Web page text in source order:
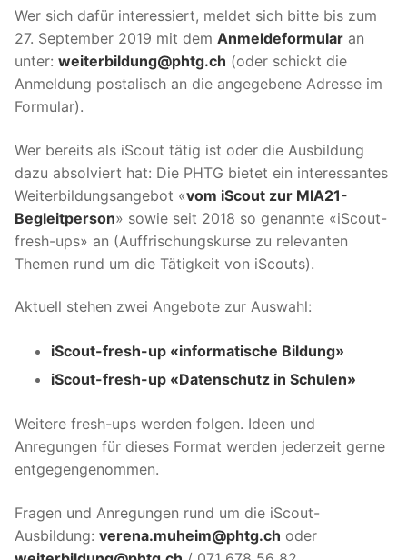
Wer sich dafür interessiert, meldet sich bitte bis zum
27. September 2019 mit dem Anmeldeformular an
unter: weiterbildung@phtg.ch (oder schickt die
Anmeldung postalisch an die angegebene Adresse im
Formular).
Wer bereits als iScout tätig ist oder die Ausbildung
dazu absolviert hat: Die PHTG bietet ein interessantes
Weiterbildungsangebot «vom iScout zur MIA21-
Begleitperson» sowie seit 2018 so genannte «iScout-
fresh-ups» an (Auffrischungskurse zu relevanten
Themen rund um die Tätigkeit von iScouts).
Aktuell stehen zwei Angebote zur Auswahl:
iScout-fresh-up «informatische Bildung»
iScout-fresh-up «Datenschutz in Schulen»
Weitere fresh-ups werden folgen. Ideen und
Anregungen für dieses Format werden jederzeit gerne
entgegengenommen.
Fragen und Anregungen rund um die iScout-
Ausbildung: verena.muheim@phtg.ch oder